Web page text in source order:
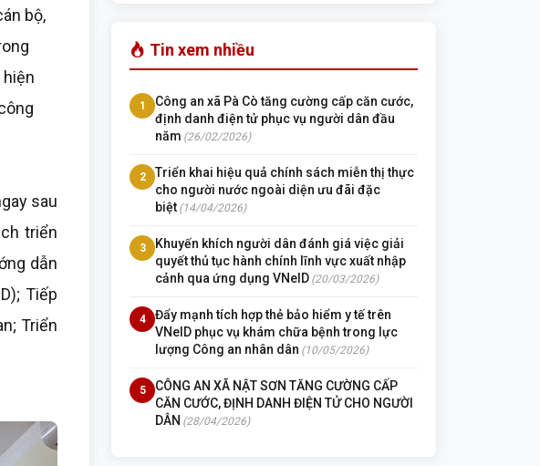
bộ,
sau
triển
dẫn
Tiếp
Triển
Tin xem nhiều
1
Công an xã Pà Cò tăng cường cấp căn cước,
định danh điện tử phục vụ người dân đầu
năm (26/02/2026)
2
Triển khai hiệu quả chính sách miễn thị thực
cho người nước ngoài diện ưu đãi đặc
biệt (14/04/2026)
3
Khuyến khích người dân đánh giá việc giải
quyết thủ tục hành chính lĩnh vực xuất nhập
cảnh qua ứng dụng VNeID (20/03/2026)
4
Đẩy mạnh tích hợp thẻ bảo hiểm y tế trên
VNeID phục vụ khám chữa bệnh trong lực
lượng Công an nhân dân (10/05/2026)
5
CÔNG AN XÃ NẬT SƠN TĂNG CƯỜNG CẤP
CĂN CƯỚC, ĐỊNH DANH ĐIỆN TỬ CHO NGƯỜI
DÂN (28/04/2026)